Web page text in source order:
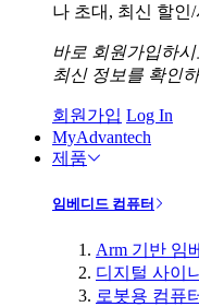
나 초대, 최신 할인
바로 회원가입하
최신 정보를 확인
회원가입 Log In
MyAdvantech
제품
임베디드 컴퓨터
Arm 기반 임
디지털 사이
로봇용 컴퓨